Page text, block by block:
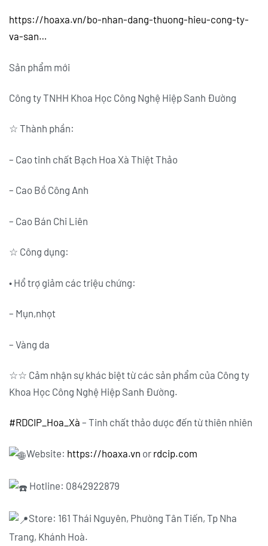
https://hoaxa.vn/bo-nhan-dang-thuong-hieu-cong-ty-
va-san…
Sản phẩm mới
Công ty TNHH Khoa Học Công Nghệ Hiệp Sanh Đường
☆ Thành phần:
– Cao tinh chất Bạch Hoa Xà Thiệt Thảo
– Cao Bồ Công Anh
– Cao Bán Chi Liên
☆ Công dụng:
• Hổ trợ giảm các triệu chứng:
– Mụn,nhọt
– Vàng da
☆☆ Cảm nhận sự khác biệt từ các sản phẩm của Công ty
Khoa Học Công Nghệ Hiệp Sanh Đường.
#RDCIP_Hoa_Xà – Tinh chất thảo dược đến từ thiên nhiên
Website: https://hoaxa.vn or rdcip.com
Hotline: 0842922879
Store: 161 Thái Nguyên, Phường Tân Tiến, Tp Nha
Trang, Khánh Hoà.